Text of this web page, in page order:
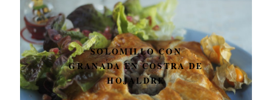
SOLOMILLO CON
GRANADA EN COSTRA DE
HOJALDRE